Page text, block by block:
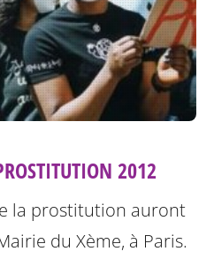
2012
la prostitution auront
du Xème, à Paris.